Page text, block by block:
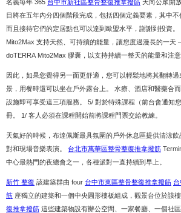
名義每年 365 台中市新社區整骨整復推拿撥筋 天向公眾開
目將在五年內分四個階段完成，包括四個定義要素，其中不
而且接待它們的定居點也可以達到歐盟水平，謝謝到投資
Mito2Max 支持天然、可持續的能量，讓您度過漫長的一天
doTERRA Mito2Max 膠囊，以支持持續一整天的能量和注意
因此，如果您覺得另一面更舒適，您可以輕鬆地將其翻轉
景，用餐時還可以坐在戶外露台上。 水療、酒店和醫藥合
設施即可享受這三項服務。 5/ 對於特殊課程（前台會通知
冊。 1/ 客人必須在課程開始前將課程門票交給教練。
天氣好的時候，布達佩斯最具氛圍的戶外休息區提供清涼
對和現場音樂表演。 台北市萬華區整骨整復推拿撥筋
中心最熱門的夜總會之一，各種派對一直持續到早上。
新竹 整復 該建築群由 four 台中市東區整骨整復推拿撥筋
筋 座獨立的建築和一個中央圓形樓板組成，觀景台位於該樓
復推拿撥筋 這些建築物設有辦公空間、一家餐廳、一個社區